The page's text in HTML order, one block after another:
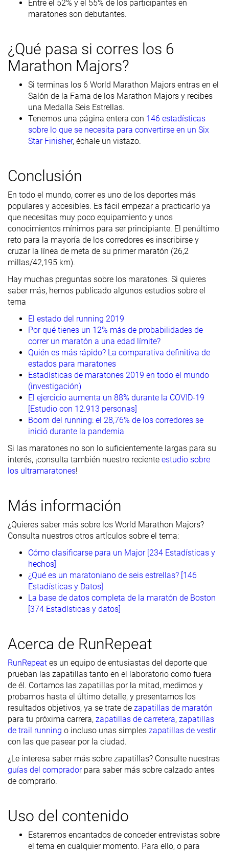
Entre el 52% y el 55% de los participantes en
maratones son debutantes.
¿Qué pasa si corres los 6
Marathon Majors?
Si terminas los 6 World Marathon Majors entras en el
Salón de la Fama de los Marathon Majors y recibes
una Medalla Seis Estrellas.
Tenemos una página entera con 146 estadísticas
sobre lo que se necesita para convertirse en un Six
Star Finisher, échale un vistazo.
Conclusión
En todo el mundo, correr es uno de los deportes más
populares y accesibles. Es fácil empezar a practicarlo ya
que necesitas muy poco equipamiento y unos
conocimientos mínimos para ser principiante. El penúltimo
reto para la mayoría de los corredores es inscribirse y
cruzar la línea de meta de su primer maratón (26,2
millas/42,195 km).
Hay muchas preguntas sobre los maratones. Si quieres
saber más, hemos publicado algunos estudios sobre el
tema
El estado del running 2019
Por qué tienes un 12% más de probabilidades de
correr un maratón a una edad límite?
Quién es más rápido? La comparativa definitiva de
estados para maratones
Estadísticas de maratones 2019 en todo el mundo
(investigación)
El ejercicio aumenta un 88% durante la COVID-19
[Estudio con 12.913 personas]
Boom del running: el 28,76% de los corredores se
inició durante la pandemia
Si las maratones no son lo suficientemente largas para su
interés, ¡consulta también nuestro reciente estudio sobre
los ultramaratones!
Más información
¿Quieres saber más sobre los World Marathon Majors?
Consulta nuestros otros artículos sobre el tema:
Cómo clasificarse para un Major [234 Estadísticas y
hechos]
¿Qué es un maratoniano de seis estrellas? [146
Estadísticas y Datos]
La base de datos completa de la maratón de Boston
[374 Estadísticas y datos]
Acerca de RunRepeat
RunRepeat es un equipo de entusiastas del deporte que
prueban las zapatillas tanto en el laboratorio como fuera
de él. Cortamos las zapatillas por la mitad, medimos y
probamos hasta el último detalle, y presentamos los
resultados objetivos, ya se trate de zapatillas de maratón
para tu próxima carrera, zapatillas de carretera, zapatillas
de trail running o incluso unas simples zapatillas de vestir
con las que pasear por la ciudad.
¿Le interesa saber más sobre zapatillas? Consulte nuestras
guías del compradorpara saber más sobre calzado antes
de comprarlo.
Uso del contenido
Estaremos encantados de conceder entrevistas sobre
el tema en cualquier momento. Para ello, o para